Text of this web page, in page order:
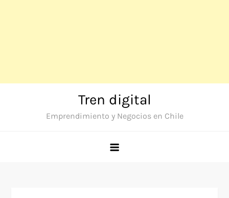
Tren digital
Emprendimiento y Negocios en Chile